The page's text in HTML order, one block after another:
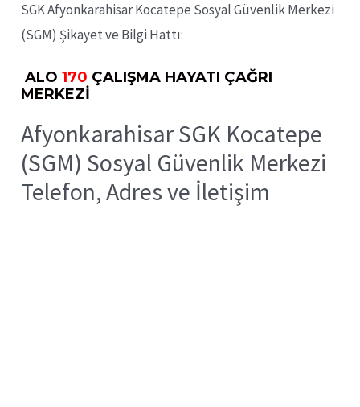
SGK Afyonkarahisar Kocatepe Sosyal Güvenlik Merkezi
(SGM) Şikayet ve Bilgi Hattı:
ALO170 ÇALIŞMA HAYATI ÇAĞRI
MERKEZİ
Afyonkarahisar SGK Kocatepe
(SGM) Sosyal Güvenlik Merkezi
Telefon, Adres ve İletişim